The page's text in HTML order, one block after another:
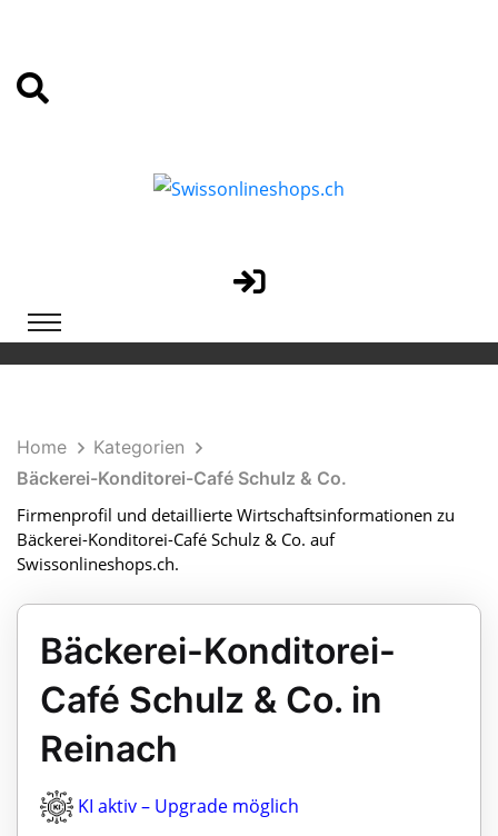
Home
Kategorien
Bäckerei-Konditorei-Café Schulz & Co.
Firmenprofil und detaillierte Wirtschaftsinformationen zu
Bäckerei-Konditorei-Café Schulz & Co. auf
Swissonlineshops.ch.
Bäckerei-Konditorei-
Café Schulz & Co. in
Reinach
KI aktiv – Upgrade möglich